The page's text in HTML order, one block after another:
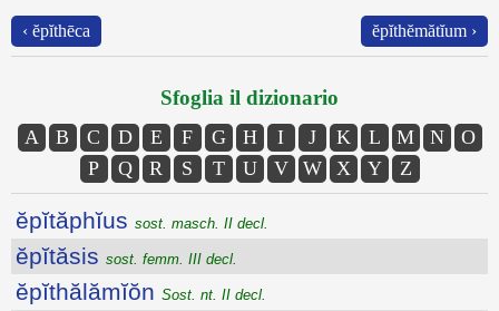
‹ ĕpĭthēca ĕpĭthĕmătĭum ›
Sfoglia il dizionario
A B C D E F G H I J K L M N
O
P
Q R S T U V W X Y Z
ĕpĭtăphĭus sost. masch. II decl.
ĕpĭtăsis sost. femm. III decl.
ĕpĭthălămĭŏn Sost. nt. II decl.